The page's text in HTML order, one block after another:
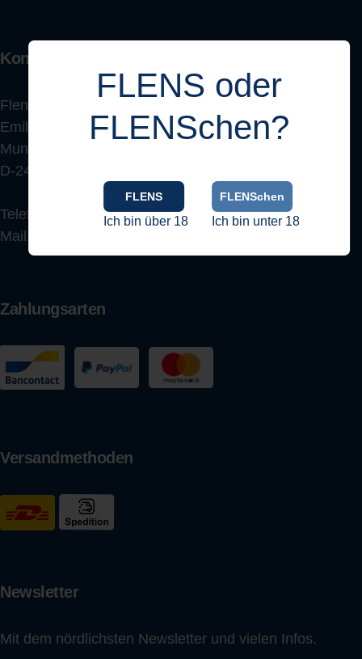
FLENS oder
FLENSchen?
FLENS
Ich bin über 18
FLENSchen
Ich bin unter 18
Zahlungsarten
Versandmethoden
Newsletter
Mit dem nördlichsten Newsletter und vielen Infos.
Kontakt
Flensburger Brauerei
Emil Petersen GmbH & Co. KG
Munketoft 12
D-24937 Flensburg
Telefon:
0461 863 123
Mail: